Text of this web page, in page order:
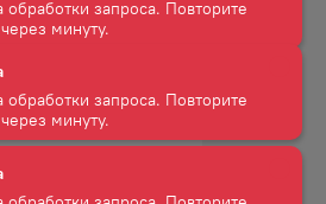
минуту.
запроса. Повторите
минуту.